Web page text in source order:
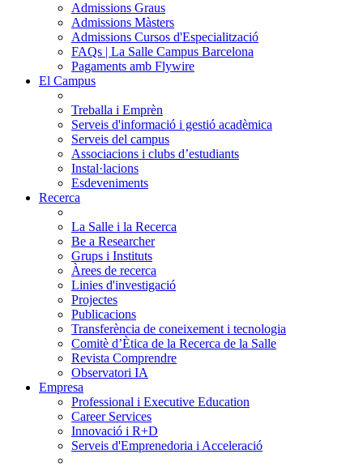
Admissions Graus
Admissions Màsters
Admissions Cursos d'Especialització
FAQs | La Salle Campus Barcelona
Pagaments amb Flywire
El Campus
Treballa i Emprèn
Serveis d'informació i gestió acadèmica
Serveis del campus
Associacions i clubs d’estudiants
Instal·lacions
Esdeveniments
Recerca
La Salle i la Recerca
Be a Researcher
Grups i Instituts
Àrees de recerca
Linies d'investigació
Projectes
Publicacions
Transferència de coneixement i tecnologia
Comitè d’Ètica de la Recerca de la Salle
Revista Comprendre
Observatori IA
Empresa
Professional i Executive Education
Career Services
Innovació i R+D
Serveis d'Emprenedoria i Acceleració